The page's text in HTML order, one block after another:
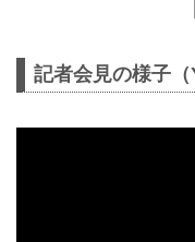
記者会見の様子（